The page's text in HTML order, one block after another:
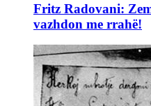
Fritz Radovani:
vazhdon me rrahë!